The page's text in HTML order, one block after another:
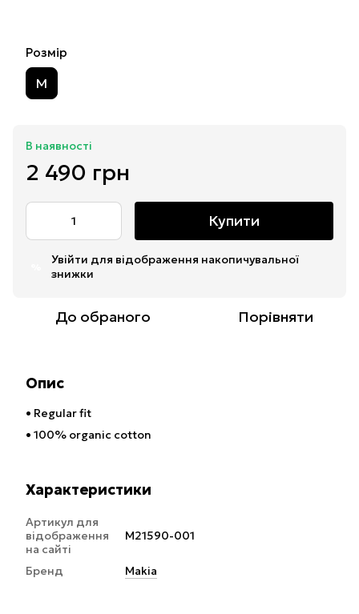
Розмір
M
В наявності
2 490 грн
Купити
Увійти для відображення накопичувальної
знижки
До обраного Порівняти
Опис
• Regular fit
• 100% organic cotton
Характеристики
Артикул для
відображення
на сайті
M21590-001
Бренд Makia